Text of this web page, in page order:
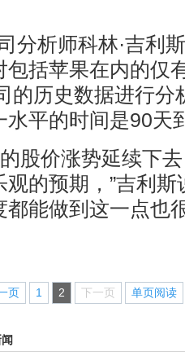
分析师科林·吉利
括苹果在内的仅
的历史数据进行分
平的时间是90天
股价涨势延续下
的预期，”吉利斯
能做到这一点也
页 1 2 下一页 单页阅读